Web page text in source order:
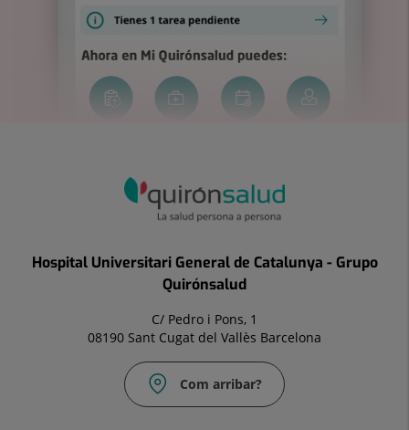
Hospital Universitari General de Catalunya - Grupo
Quirónsalud
C/ Pedro i Pons, 1
08190 Sant Cugat del Vallès Barcelona
Com arribar?